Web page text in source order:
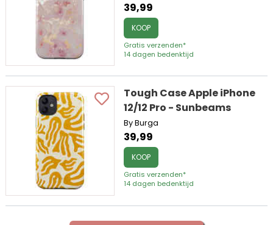
39,99
KOOP
Gratis verzenden*
14 dagen bedenktijd
Tough Case Apple iPhone
12/12 Pro - Sunbeams
By Burga
39,99
KOOP
Gratis verzenden*
14 dagen bedenktijd